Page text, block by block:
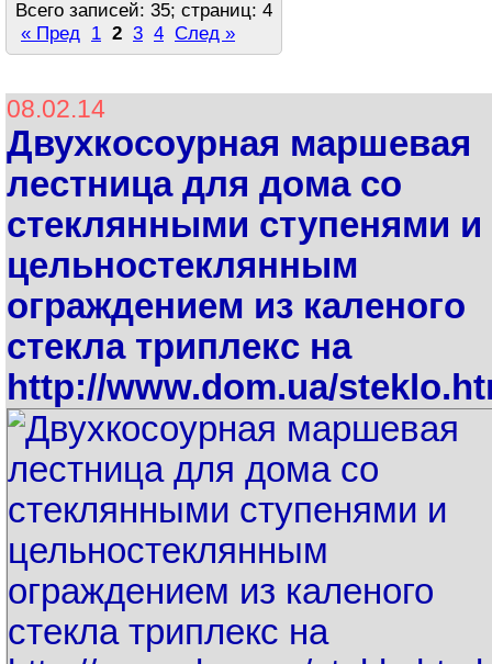
Всего записей: 35; страниц: 4
« Пред 1 2 3 4 След »
08.02.14
Двухкосоурная маршевая
лестница для дома со
стеклянными ступенями и
цельностеклянным
ограждением из каленого
стекла триплекс на
http://www.dom.ua/